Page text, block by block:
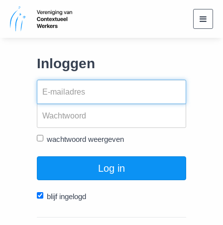
Inloggen
wachtwoord weergeven
Log in
blijf ingelogd